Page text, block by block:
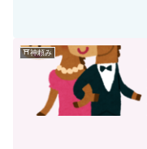
⛩神頼み